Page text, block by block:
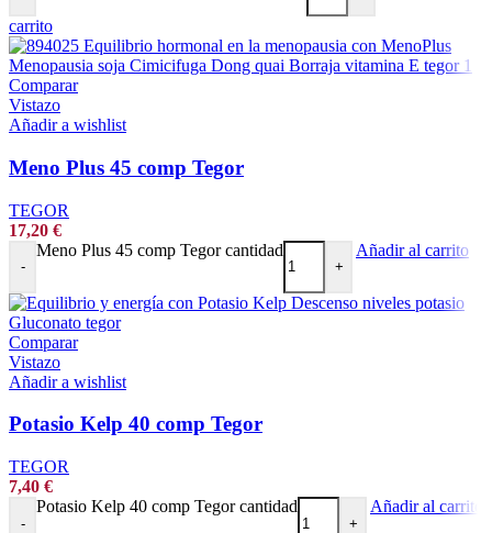
carrito
Comparar
Vistazo
Añadir a wishlist
Meno Plus 45 comp Tegor
TEGOR
17,20 €
-
Meno Plus 45 comp Tegor cantidad
+
Añadir al carrito
Comparar
Vistazo
Añadir a wishlist
Potasio Kelp 40 comp Tegor
TEGOR
7,40 €
-
Potasio Kelp 40 comp Tegor cantidad
+
Añadir al carrito